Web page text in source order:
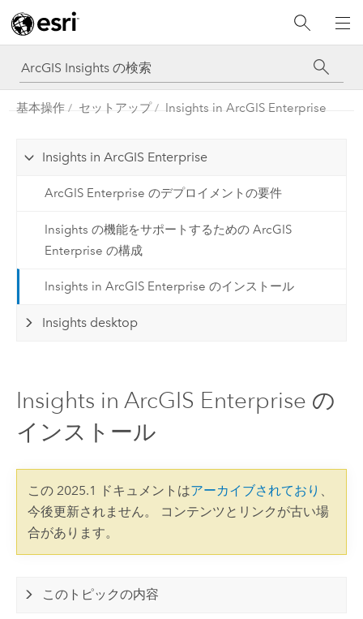
基本操作 セットアップ Insights in ArcGIS Enterprise
Insights in ArcGIS Enterprise
ArcGIS Enterprise のデプロイメントの要件
Insights の機能をサポートするための ArcGIS
Enterprise の構成
Insights in ArcGIS Enterprise のインストール
Insights desktop
Insights in ArcGIS Enterprise の
インストール
この 2025.1 ドキュメントはアーカイブされており 、
今後更新されません。 コンテンツとリンクが古い場
合があります。
このトピックの内容